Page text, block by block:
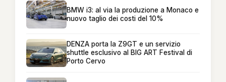
BMW i3: al via la produzione a Monaco e
nuovo taglio dei costi del 10%
DENZA porta la Z9GT e un servizio
shuttle esclusivo al BIG ART Festival di
Porto Cervo